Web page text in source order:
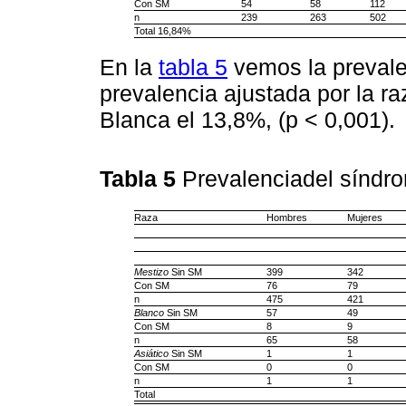
Con SM 54 58
112
n
239 263
502
Total 16,84%
En la tabla 5 vemos la
prevalencia ajustada por la
Blanca el 13,8%, (p < 0,001).
Tabla 5 Prevalenciadel
Raza Hombres Mujeres
Mestizo Sin SM 399
342
Con SM
76
79
n
475
421
Blanco Sin SM 57
49
Con SM
8
9
n
65
58
Asiático Sin SM 1
1
Con SM
0
0
n
1
1
Total